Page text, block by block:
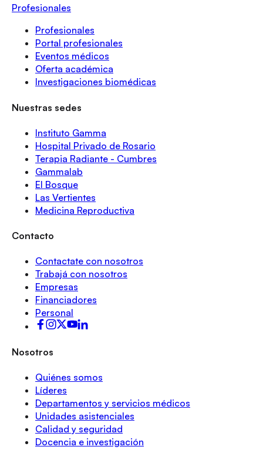
Profesionales
Profesionales
Portal profesionales
Eventos médicos
Oferta académica
Investigaciones biomédicas
Nuestras sedes
Instituto Gamma
Hospital Privado de Rosario
Terapia Radiante - Cumbres
Gammalab
El Bosque
Las Vertientes
Medicina Reproductiva
Contacto
Contactate con nosotros
Trabajá con nosotros
Empresas
Financiadores
Personal
Nosotros
Quiénes somos
Líderes
Departamentos y servicios médicos
Unidades asistenciales
Calidad y seguridad
Docencia e investigación